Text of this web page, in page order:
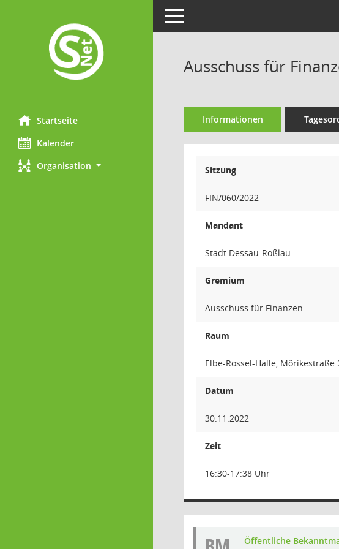
Startseite
Kalender
Organisation
Toggle navigation
Ausschuss für
Informationen
Sitzung
FIN/060/2022
Mandant
Stadt Dessau-Roßlau
Gremium
Ausschuss für Finanzen
Raum
Elbe-Rossel-Halle, Mörikestraße
Datum
30.11.2022
Zeit
16:30-17:38 Uhr
Öffentliche